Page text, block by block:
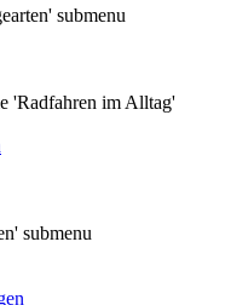
submenu
'Radfahren im Alltag'
submenu